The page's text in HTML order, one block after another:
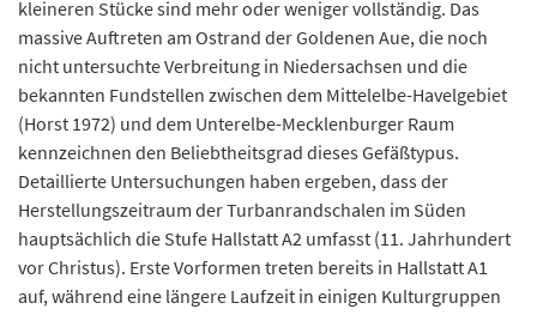
kleineren Stücke sind mehr oder weniger vollständig. Das
massive Auftreten am Ostrand der Goldenen Aue, die noch
nicht untersuchte Verbreitung in Niedersachsen und die
bekannten Fundstellen zwischen dem Mittelelbe-Havelgebiet
(Horst 1972) und dem Unterelbe-Mecklenburger Raum
kennzeichnen den Beliebtheitsgrad dieses Gefäßtypus.
Detaillierte Untersuchungen haben ergeben, dass der
Herstellungszeitraum der Turbanrandschalen im Süden
hauptsächlich die Stufe Hallstatt A2 umfasst (11. Jahrhundert
vor Christus). Erste Vorformen treten bereits in Hallstatt A1
auf, während eine längere Laufzeit in einigen Kulturgruppen